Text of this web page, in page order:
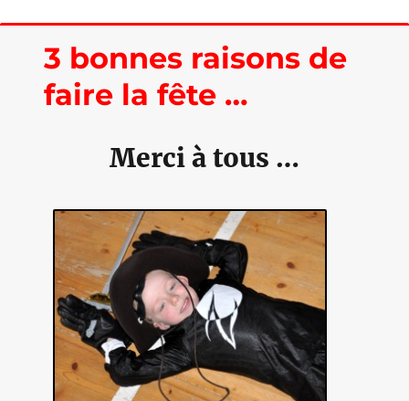
3 bonnes raisons de
faire la fête …
Merci à tous …